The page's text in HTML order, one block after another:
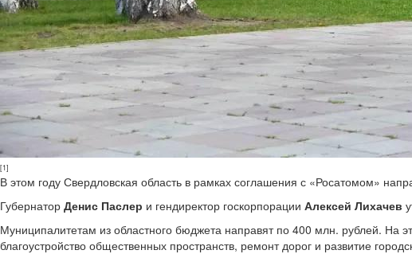
[1]
В этом году Свердловская область в рамках соглашения с «Росатомом»
Губернатор Денис Паслер и гендиректор госкорпорации Алексей Лихачев
Муниципалитетам из областного бюджета направят по 400 млн. рублей. На
благоустройство общественных пространств, ремонт дорог и развитие